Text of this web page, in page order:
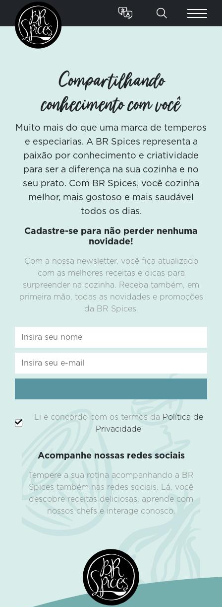
Compartilhando
conhecimento com você
Muito mais do que uma marca de temperos
e especiarias. A BR Spices representa a
paixão por conhecimento e criatividade
para ser a diferença na sua cozinha e no
seu prato. Com BR Spices, você cozinha
melhor, mais gostoso e mais saudável
todos os dias.
Cadastre-se para não perder nenhuma
novidade!
Com a nossa newsletter, você fica atualizado
com as melhores receitas e dicas para
surpreender na cozinha. Receba também, em
primeira mão, todas as novidades e promoções
da BR Spices.
Li e concordo com os termos da Política de
Privacidade
Acompanhe nossas redes sociais
Tempere a sua rotina acompanhando a BR
Spices também nas redes sociais. Lá, você
descobre receitas deliciosas, aprende com
nossos chefs e interage conosco.